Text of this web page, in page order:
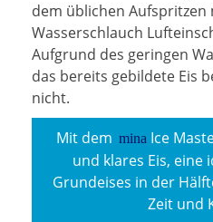
dem üblichen Aufspritzen
Wasserschlauch
Aufgrund des geringen
das bereits gebildete Eis
nicht.
Mit dem mina Ice
und klares Eis, eine
Grundeises in der
Zeit und